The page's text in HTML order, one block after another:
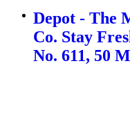
Depot - The
Co. Stay
No. 611, 50